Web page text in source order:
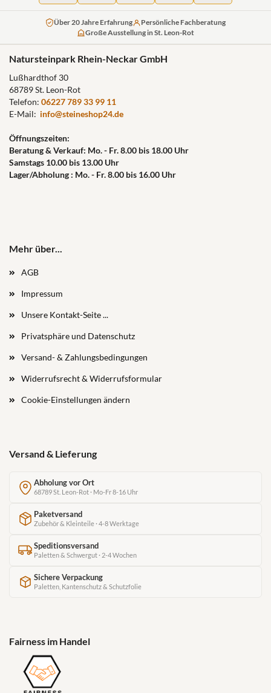
Über 20 Jahre Erfahrung
Persönliche Fachberatung
Große Ausstellung in St. Leon-Rot
Natursteinpark Rhein-Neckar GmbH
Lußhardthof 30
68789 St. Leon-Rot
Telefon: 06227 789 33 99 11
E-Mail: info@steineshop24.de
Öffnungszeiten:
Beratung & Verkauf: Mo. - Fr. 8.00 bis 18.00 Uhr
Samstags 10.00 bis 13.00 Uhr
Lager/Abholung : Mo. - Fr. 8.00 bis 16.00 Uhr
Mehr über...
AGB
Impressum
Unsere Kontakt-Seite ...
Privatsphäre und Datenschutz
Versand- & Zahlungsbedingungen
Widerrufsrecht & Widerrufsformular
Cookie-Einstellungen ändern
Versand & Lieferung
Abholung vor Ort
68789 St. Leon-Rot · Mo-Fr 8-16 Uhr
Paketversand
Zubehör & Kleinteile · 4-8 Werktage
Speditionsversand
Paletten & Schwergut · 2-4 Wochen
Sichere Verpackung
Paletten, Kantenschutz & Schutzfolie
Fairness im Handel